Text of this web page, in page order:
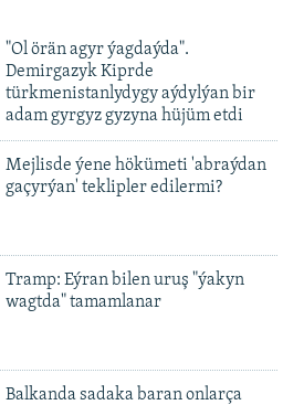
720p 1080p
1080p
"Ol örän agyr ýagdaýda".
Demirgazyk Kiprde
türkmenistanlydygy aýdylýan bir
adam gyrgyz gyzyna hüjüm etdi
Mejlisde ýene hökümeti 'abraýdan
gaçyrýan' teklipler edilermi?
Tramp: Eýran bilen uruş "ýakyn
wagtda" tamamlanar
Balkanda sadaka baran onlarça